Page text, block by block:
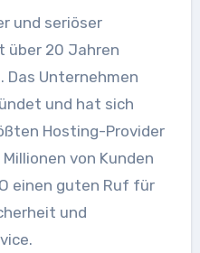
und seriöser
über 20 Jahren
Das Unternehmen
und hat sich
Hosting-Provider
von Kunden
einen guten Ruf für
und